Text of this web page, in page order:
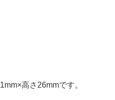
高さ26mmです。